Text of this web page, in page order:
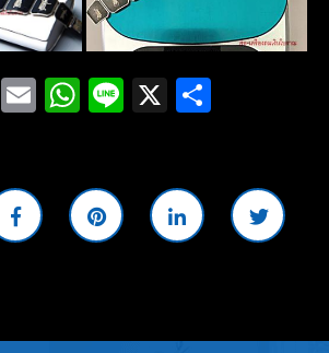
Facebook
EmailWhatsApp
Line
X